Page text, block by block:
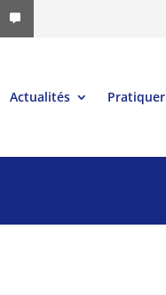
Actualités Pratiquer